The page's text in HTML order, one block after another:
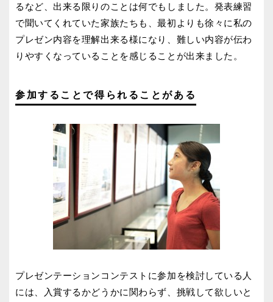
るなど、出来る限りのことは何でもしました。発表練習
で聞いてくれていた家族たちも、最初よりも徐々に私の
プレゼン内容を理解出来る様になり、難しい内容が伝わ
りやすくなっていることを感じることが出来ました。
参加することで得られることがある
プレゼンテーションコンテストに参加を検討している人
には、入賞するかどうかに関わらず、挑戦して欲しいと